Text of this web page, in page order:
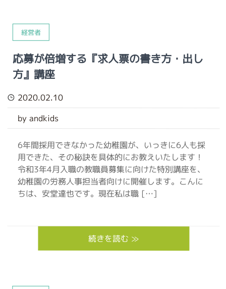
経営者
応募が倍増する『求人票の書き方・出し
方』講座
2020.02.10
by andkids
6年間採用できなかった幼稚園が、いっきに6人も採
用できた、その秘訣を具体的にお教えいたします！
令和3年4月入職の教職員募集に向けた特別講座を、
幼稚園の労務人事担当者向けに開催します。こんに
ちは、安堂達也です。現在私は職 […]
続きを読む ≫